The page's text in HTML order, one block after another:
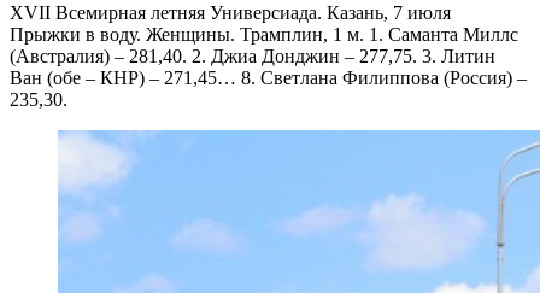
XVII Всемирная летняя Универсиада. Казань, 7 июля
Прыжки в воду. Женщины. Трамплин, 1 м. 1. Саманта Миллс
(Австралия) – 281,40. 2. Джиа Донджин – 277,75. 3. Литин
Ван (обе – КНР) – 271,45… 8. Светлана Филиппова (Россия) –
235,30.